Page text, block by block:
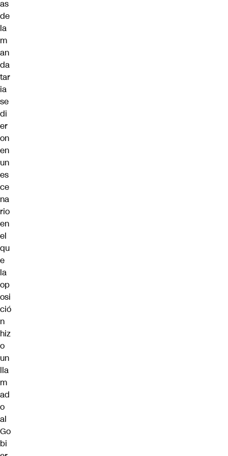
as
de
la
m
an
da
tar
ia
se
di
er
on
en
un
es
ce
na
rio
en
el
qu
e
la
op
osi
ció
n
hiz
o
un
lla
m
ad
o
al
Go
bi